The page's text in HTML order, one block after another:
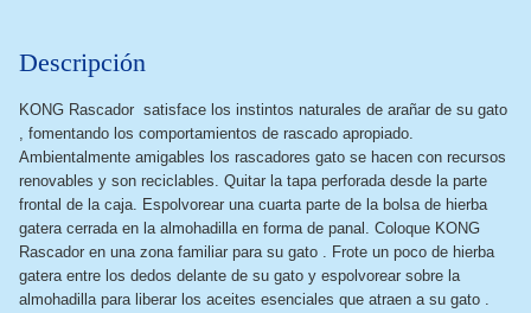
Descripción
KONG Rascador satisface los instintos naturales de arañar de su gato
, fomentando los comportamientos de rascado apropiado.
Ambientalmente amigables los rascadores gato se hacen con recursos
renovables y son reciclables. Quitar la tapa perforada desde la parte
frontal de la caja. Espolvorear una cuarta parte de la bolsa de hierba
gatera cerrada en la almohadilla en forma de panal. Coloque KONG
Rascador en una zona familiar para su gato . Frote un poco de hierba
gatera entre los dedos delante de su gato y espolvorear sobre la
almohadilla para liberar los aceites esenciales que atraen a su gato .